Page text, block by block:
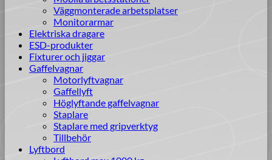
Väggmonterade arbetsplatser
Monitorarmar
Elektriska dragare
ESD-produkter
Fixturer och jiggar
Gaffelvagnar
Motorlyftvagnar
Gaffellyft
Höglyftande gaffelvagnar
Staplare
Staplare med gripverktyg
Tillbehör
Lyftbord
beteende när du
surfar ökar du
chansen att få se
personligt
anpassat innehåll
och erbjudanden.